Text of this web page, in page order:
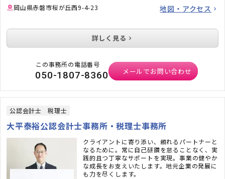
岡山県赤磐市桜が丘西9-4-23 地図・アクセス
詳しく見る
この事務所の電話番号
050-1807-8360 メールでお問い合わせ
公認会計士 税理士
大平泰裕公認会計士事務所・税理士事務所
クライアントに寄り添い、頼れるパートナーと
なるために。常に自己研鑽を怠ることなく、実
践的且つ丁寧なサポートを実現。事業の健やか
な成長をお支えいたします。地元企業の発展に
も力を尽くします。